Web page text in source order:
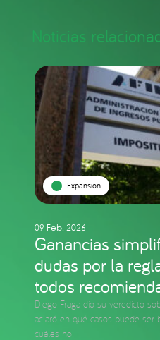
Noticias
Expansion
09 Feb. 2026
Ganancias
dudas por la
todos
Diego Fraga dio su veredicto
aclaró en qué casos puede ser
cuáles no